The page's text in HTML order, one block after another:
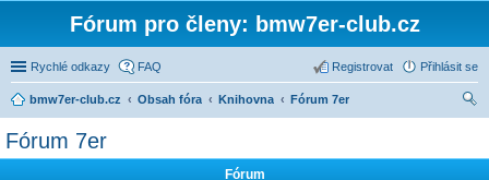
Fórum pro členy: bmw7er-club.cz
Rychlé odkazy FAQ Přihlásit se
Registrovat
bmw7er-club.cz Obsah fóra Knihovna
Fórum 7er
Fórum 7er
Fórum